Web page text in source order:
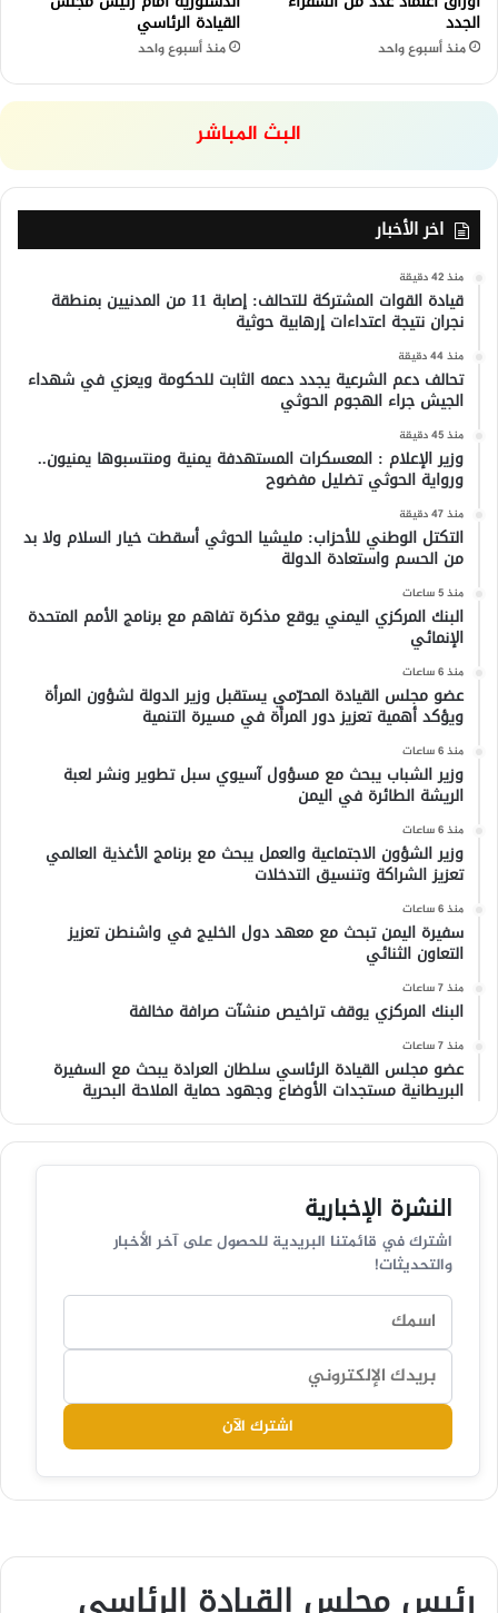
الجدد
منذ أسبوع واحد
القيادة الرئاسي
منذ أسبوع واحد
البث المباشر
اخر الأخبار
منذ 42 دقيقة
قيادة القوات المشتركة للتحالف: إصابة 11 من المدنيين بمنطقة
نجران نتيجة اعتداءات إرهابية حوثية
منذ 44 دقيقة
تحالف دعم الشرعية يجدد دعمه الثابت للحكومة ويعزي في شهداء
الجيش جراء الهجوم الحوثي
منذ 45 دقيقة
وزير الإعلام : المعسكرات المستهدفة يمنية ومنتسبوها يمنيون..
ورواية الحوثي تضليل مفضوح
منذ 47 دقيقة
التكتل الوطني للأحزاب: مليشيا الحوثي أسقطت خيار السلام ولا بد
من الحسم واستعادة الدولة
منذ 5 ساعات
البنك المركزي اليمني يوقع مذكرة تفاهم مع برنامج الأمم المتحدة
الإنمائي
منذ 6 ساعات
عضو مجلس القيادة المحرّمي يستقبل وزير الدولة لشؤون المرأة
ويؤكد أهمية تعزيز دور المرأة في مسيرة التنمية
منذ 6 ساعات
وزير الشباب يبحث مع مسؤول آسيوي سبل تطوير ونشر لعبة
الريشة الطائرة في اليمن
منذ 6 ساعات
وزير الشؤون الاجتماعية والعمل يبحث مع برنامج الأغذية العالمي
تعزيز الشراكة وتنسيق التدخلات
منذ 6 ساعات
سفيرة اليمن تبحث مع معهد دول الخليج في واشنطن تعزيز
التعاون الثنائي
منذ 7 ساعات
البنك المركزي يوقف تراخيص منشآت صرافة مخالفة
منذ 7 ساعات
عضو مجلس القيادة الرئاسي سلطان العرادة يبحث مع السفيرة
البريطانية مستجدات الأوضاع وجهود حماية الملاحة البحرية
النشرة الإخبارية
اشترك في قائمتنا البريدية للحصول على آخر الأخبار
والتحديثات!
اشترك الآن